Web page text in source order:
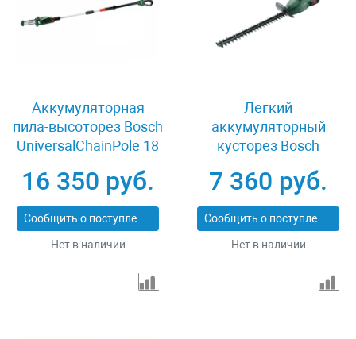
Аккумуляторная
пила-высоторез Bosch
UniversalChainPole 18
16 350 руб.
Сообщить о поступлении
Нет в наличии
Легкий
аккумуляторный
кусторез Bosch
0600849H01
7 360 руб.
Сообщить о поступлении
Нет в наличии